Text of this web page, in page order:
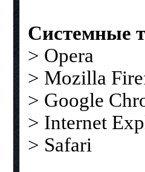
Системные
> Opera
> Mozilla
> Google
> Internet
> Safari